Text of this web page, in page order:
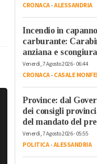
CRONACA-ALESSANDRIA
Incendio in
carburante:
anziana e
Venerdì, 7 Agosto 2026 - 06:44
CRONACA-CASALE
Province: dal
dei consigli
del mandato del
Venerdì, 7 Agosto 2026 - 05:55
POLITICA-ALESSANDRIA